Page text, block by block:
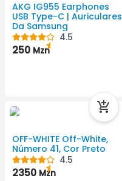
AKG IG955 Earphones
USB Type-C | Auriculares
Da Samsung
4.5
250 Mzn
OFF-WHITE Off-White,
Número 41, Cor Preto
4.5
2350 Mzn